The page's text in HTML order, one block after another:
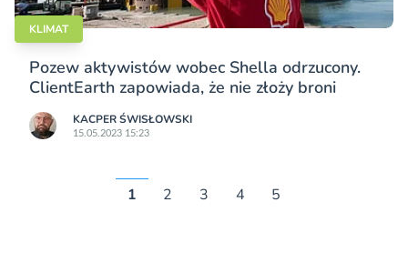
KLIMAT
Pozew aktywistów wobec Shella odrzucony.
ClientEarth zapowiada, że nie złoży broni
KACPER ŚWISŁO­WSKI
15.05.2023 15:23
1 2 3 4 5